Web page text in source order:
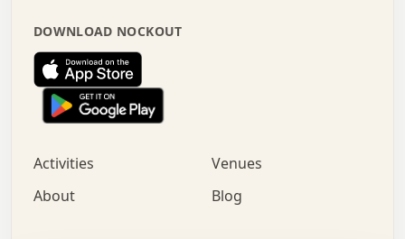
.   .   .   .   .   .   .   :   .   .   .   .   .
.   .   .   .   .   .   .   +   .   .   x   .   .
.   .   .   .   .   :   +   .   .   .   .   .   o
.   .   .   .   .   .   .   .   .   .   .   .   .
.   .   :   o   .   .   .   .   .   .   .   +   .
.   o   .   .   .   .   x   .   .   .   .   .   .
+   .   o   .   .   .   .   o   .   .   .   .
.   +   .   .   .   .   .   .   .   .   :   .   x
DOWNLOAD NOCKOUT
Activities
Venues
About
Blog